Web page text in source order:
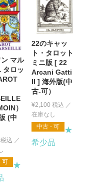
マル
タロッ
）
(中
税込
可
★
22のキャッ
ト・タロット
ミニ版 [ 22
Arcani Gatti
II ] 海外版(中
古-可）
¥2,100 税込
中古 - 可
★
希少品